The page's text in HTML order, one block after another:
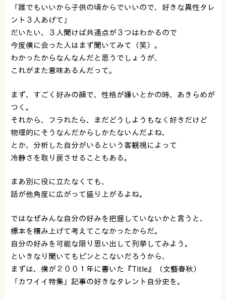
「誰でもいいから子供の頃からでいいので、好きな異性タレ
ント３人あげて」
だいたい、３人聞けば共通点が３つはわかるので
今度僕に会った人はまず聞いてみて（笑）。
わかったからなんなんだと思うでしょうが、
これがまた意味あるんだって。
まず、すごく好みの顔で、性格が嫌いとかの時、あきらめが
つく。
それから、フラれたら、まだどうしようもなく好きだけど
物理的にそうなんだからしかたないんだよね、
とか、分析した自分がいるという客観視によって
冷静さを取り戻させることもある。
まあ別に役に立たなくても、
話が他角度に広がって盛り上がるよね。
ではなぜみんな自分の好みを把握していないかと言うと、
標本を積み上げて考えてこなかったからだ。
自分の好みを可能な限り思い出して列挙してみよう。
といきなり聞いてもピンとこないだろうから、
まずは、僕が２００１年に書いた『Title』（文藝春秋）
「カワイイ特集」記事の好きなタレント自分史を。